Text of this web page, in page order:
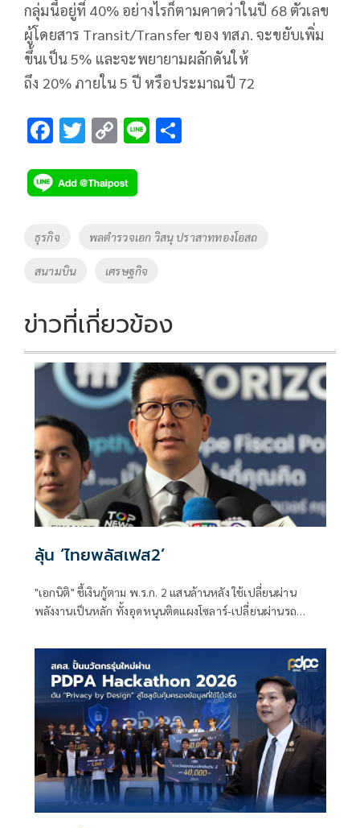
กลุ่มนี้อยู่ที่ 40% อย่างไรก็ตามคาดว่าในปี 68 ตัวเลข
ผู้โดยสาร Transit/Transfer ของ ทสภ. จะขยับเพิ่ม
ขึ้นเป็น 5% และจะพยายามผลักดันให้
ถึง 20% ภายใน 5 ปี หรือประมาณปี 72
F
e
b
o
o
k
T
tt
er
C
p
y
Li
k
Li
Tags
ธุรกิจ พลตำรวจเอก วิสนุ ปราสาททองโอสถ
สนามบิน เศรษฐกิจ
ข่าวที่เกี่ยวข้อง
ลุ้น ‘ไทยพลัสเฟส2’
"เอกนิติ" ชี้เงินกู้ตาม พ.ร.ก. 2 แสนล้านหลัง ใช้เปลี่ยนผ่าน
พลังงานเป็นหลัก ทั้งอุดหนุนติดแผงโซลาร์-เปลี่ยนผ่านรถ
พร้อมให้ใช้กับไทยเที่ยวไทยพลัส ส่วนไทยช่วยไทยพลัส เฟส 2
รอประเมินความเหมาะสม นายกฯ เผยจะพยายาม